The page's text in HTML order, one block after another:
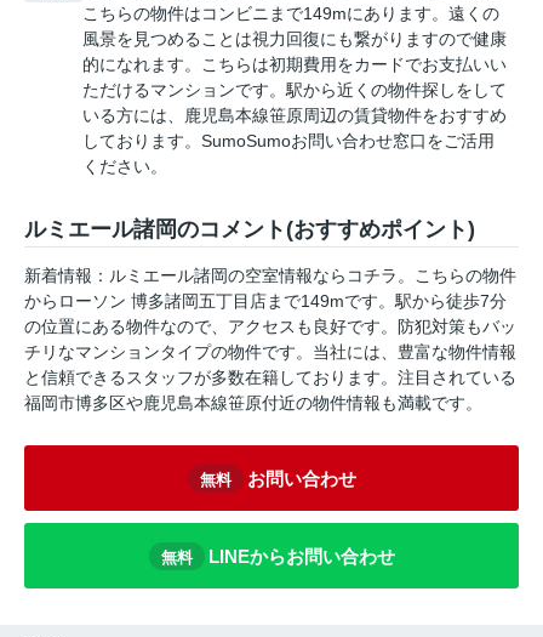
こちらの物件はコンビニまで149mにあります。遠くの
風景を見つめることは視力回復にも繋がりますので健康
的になれます。こちらは初期費用をカードでお支払いい
ただけるマンションです。駅から近くの物件探しをして
いる方には、鹿児島本線笹原周辺の賃貸物件をおすすめ
しております。SumoSumoお問い合わせ窓口をご活用
ください。
ルミエール諸岡のコメント(おすすめポイント)
新着情報：ルミエール諸岡の空室情報ならコチラ。こちらの物件
からローソン 博多諸岡五丁目店まで149mです。駅から徒歩7分
の位置にある物件なので、アクセスも良好です。防犯対策もバッ
チリなマンションタイプの物件です。当社には、豊富な物件情報
と信頼できるスタッフが多数在籍しております。注目されている
福岡市博多区や鹿児島本線笹原付近の物件情報も満載です。
無料 お問い合わせ
無料 LINEからお問い合わせ